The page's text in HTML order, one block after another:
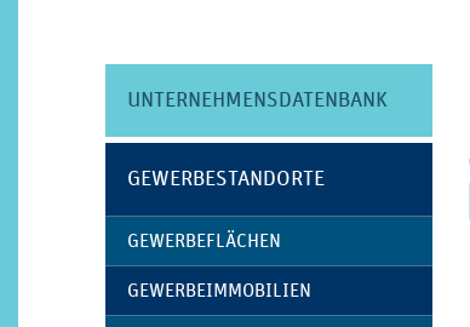
UNTERNEHMENS­DATENBANK
GEWERBE­STANDORTE
GEWERBE­FLÄCHEN
GEWERBEIMMOBILIEN